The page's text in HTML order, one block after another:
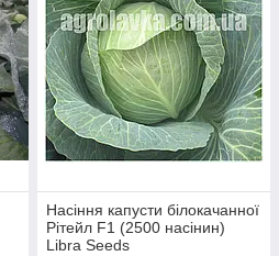
Насіння капусти білокачанної
Рітейл F1 (2500 насінин)
Libra Seeds